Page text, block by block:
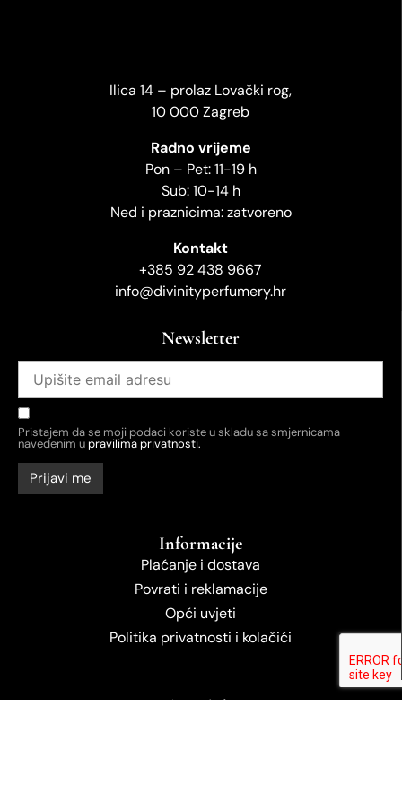
Ilica 14 – prolaz Lovački rog,
10 000 Zagreb
Radno vrijeme
Pon – Pet: 11-19 h
Sub: 10-14 h
Ned i praznicima: zatvoreno
Kontakt
+385 92 438 9667
info@divinityperfumery.hr
Newsletter
Pristajem da se moji podaci koriste u skladu sa smjernicama
navedenim upravilima privatnosti.
Informacije
Plaćanje i dostava
Povrati i reklamacije
Opći uvjeti
Politika privatnosti i kolačići
Načini plaćanja